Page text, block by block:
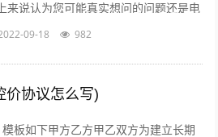
来说认为您可能真实想问的问题还是电
的挣钱吗能挣多少美容的行业怎么样在
09-18 982
价协议怎么写)
模板如下甲方乙方甲乙双方为建立长期